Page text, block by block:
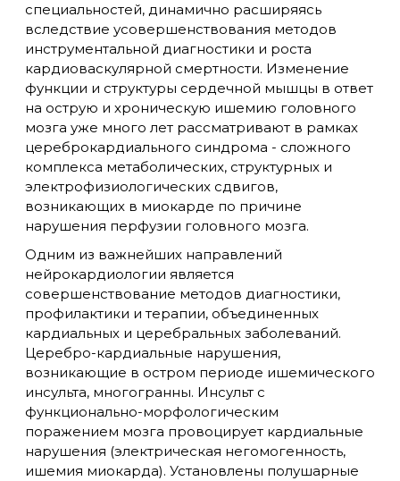
специальностей, динамично расширяясь
вследствие усовершенствования методов
инструментальной диагностики и роста
кардиоваскулярной смертности. Изменение
функции и структуры сердечной мышцы в ответ
на острую и хроническую ишемию головного
мозга уже много лет рассматривают в рамках
цереброкардиального синдрома - сложного
комплекса метаболических, структурных и
электрофизиологических сдвигов,
возникающих в миокарде по причине
нарушения перфузии головного мозга.
Одним из важнейших направлений
нейрокардиологии является
совершенствование методов диагностики,
профилактики и терапии, объединенных
кардиальных и церебральных заболеваний.
Церебро-кардиальные нарушения,
возникающие в остром периоде ишемического
инсульта, многогранны. Инсульт с
функционально-морфологическим
поражением мозга провоцирует кардиальные
нарушения (электрическая негомогенность,
ишемия миокарда). Установлены полушарные